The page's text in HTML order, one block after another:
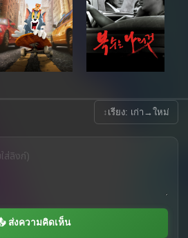
↕ เรียง: เก่า→ใหม่
ส่งความคิดเห็น